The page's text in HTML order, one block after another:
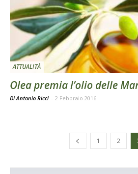
ATTUALITÀ
Olea premia l’olio delle
Di Antonio Ricci - 2 Febbraio 2016
1 2